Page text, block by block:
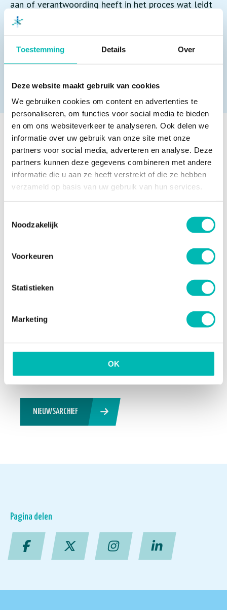
Toestemming Details Over
Deze website maakt gebruik van cookies
We gebruiken cookies om content en advertenties te
personaliseren, om functies voor social media te bieden
en om ons websiteverkeer te analyseren. Ook delen we
informatie over uw gebruik van onze site met onze
partners voor social media, adverteren en analyse. Deze
partners kunnen deze gegevens combineren met andere
informatie die u aan ze heeft verstrekt of die ze hebben
verzameld op basis van uw gebruik van hun services.
Noodzakelijk
Voorkeuren
Statistieken
Marketing
OK
aan of verantwoording heeft in het proces wat leidt
tot verantwoord werken voor en door technici in
liftschachten en liftputten.
RAADPLEEG HIER DE PUBLICATIE
Meer nieuws
Waarom liften bij extreme
hitte tijdelijk stilvallen
13 JULI 2026
NIEUWSARCHIEF
Pagina delen